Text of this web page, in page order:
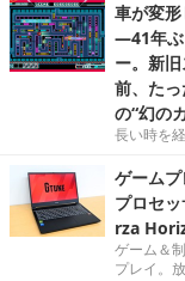
車が変
―41年ぶ
ー。新
前、た
の“幻の
長い時を
ゲーム
プロセ
rza
ゲーム＆
プレイ。